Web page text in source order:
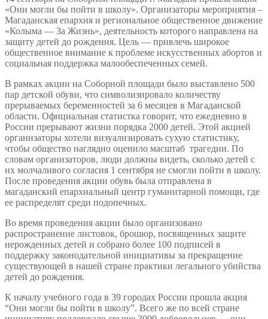
«Они могли бы пойти в школу». Организаторы мероприятия –
Магаданская епархия и региональное общественное движение
«Колыма — За Жизнь», деятельность которого направлена на
защиту детей до рождения. Цель — привлечь широкое
общественное внимание к проблеме искусственных абортов и
социальная поддержка малообеспеченных семей.
В рамках акции на Соборной площади было выставлено 500
пар детской обуви, что символизировало количеству
прерываемых беременностей за 6 месяцев в Магаданской
области. Официальная статистка говорит, что ежедневно в
России прерывают жизни порядка 2000 детей. Этой акцией
организаторы хотели визуализировать сухую статистику,
чтобы общество наглядно оценило масштаб трагедии. По
словам организаторов, люди должны видеть, сколько детей с
их молчаливого согласия 1 сентября не смогли пойти в школу.
После проведения акции обувь была отправлена в
магаданский епархиальный центр гуманитарной помощи, где
ее распределят среди подопечных.
Во время проведения акции было организовано
распространение листовок, брошюр, посвященных защите
нерожденных детей и собрано более 100 подписей в
поддержку законодательной инициативы за прекращение
существующей в нашей стране практики легального убийства
детей до рождения.
К началу учебного года в 39 городах России прошла акция
“Они могли бы пойти в школу”. Всего же по всей стране